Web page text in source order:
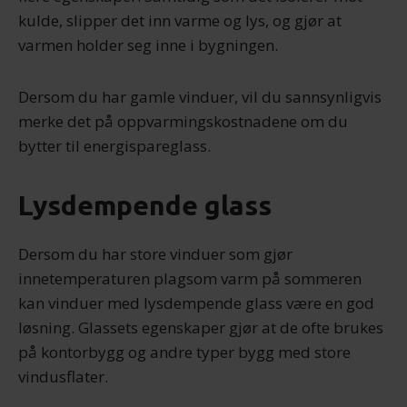
kulde, slipper det inn varme og lys, og gjør at
varmen holder seg inne i bygningen.
Dersom du har gamle vinduer, vil du sannsynligvis
merke det på oppvarmingskostnadene om du
bytter til energispareglass.
Lysdempende glass
Dersom du har store vinduer som gjør
innetemperaturen plagsom varm på sommeren
kan vinduer med lysdempende glass være en god
løsning. Glassets egenskaper gjør at de ofte brukes
på kontorbygg og andre typer bygg med store
vindusflater.